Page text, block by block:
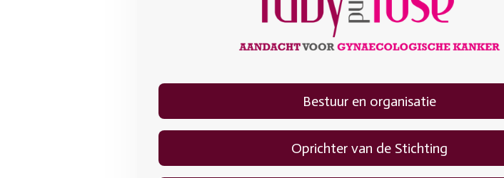
Bestuur en organisatie
Oprichter van de Stichting